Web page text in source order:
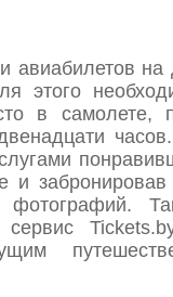
авиабилетов
этого
в самолете,
и